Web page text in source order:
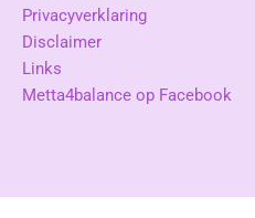
Privacyverklaring
Disclaimer
Links
Metta4balance op Facebook